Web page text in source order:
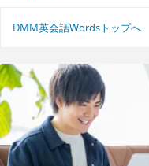
DMM英会話Wordsトップへ